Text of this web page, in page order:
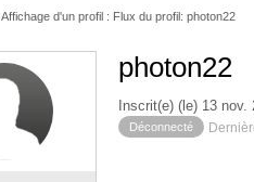
Affichage d'un profil : Flux du profil: photon22
photon22
Inscrit(e) (le) 13 nov.
Déconnecté